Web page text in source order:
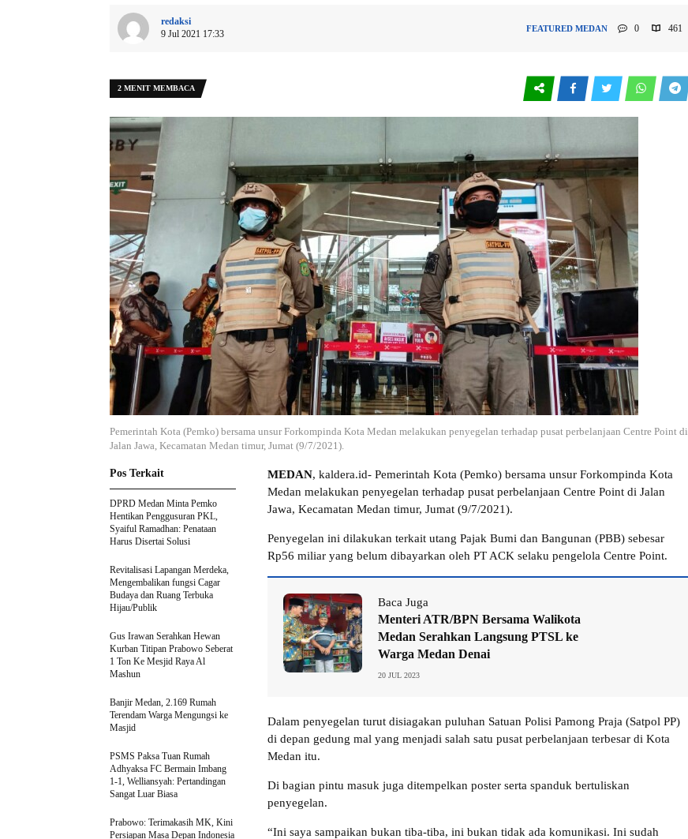
redaksi
9 Jul 2021 17:33
FEATURED MEDAN 0 461
2 MENIT MEMBACA
Pemerintah Kota (Pemko) bersama unsur Forkompinda Kota Medan melakukan penyegelan terhadap pusat perbelanjaan Centre Point di
Jalan Jawa, Kecamatan Medan timur, Jumat (9/7/2021).
MEDAN, kaldera.id- Pemerintah Kota (Pemko) bersama unsur Forkompinda Kota
Medan melakukan penyegelan terhadap pusat perbelanjaan Centre Point di Jalan
Jawa, Kecamatan Medan timur, Jumat (9/7/2021).
Penyegelan ini dilakukan terkait utang Pajak Bumi dan Bangunan (PBB) sebesar
Rp56 miliar yang belum dibayarkan oleh PT ACK selaku pengelola Centre Point.
Baca Juga
Menteri ATR/BPN Bersama Walikota
Medan Serahkan Langsung PTSL ke
Warga Medan Denai
20 JUL 2023
Dalam penyegelan turut disiagakan puluhan Satuan Polisi Pamong Praja (Satpol PP)
di depan gedung mal yang menjadi salah satu pusat perbelanjaan terbesar di Kota
Medan itu.
Di bagian pintu masuk juga ditempelkan poster serta spanduk bertuliskan
penyegelan.
“Ini saya sampaikan bukan tiba-tiba, ini bukan tidak ada komunikasi. Ini sudah
Pos Terkait
DPRD Medan Minta Pemko
Hentikan Penggusuran PKL,
Syaiful Ramadhan: Penataan
Harus Disertai Solusi
Revitalisasi Lapangan Merdeka,
Mengembalikan fungsi Cagar
Budaya dan Ruang Terbuka
Hijau/Publik
Gus Irawan Serahkan Hewan
Kurban Titipan Prabowo Seberat
1 Ton Ke Mesjid Raya Al
Mashun
Banjir Medan, 2.169 Rumah
Terendam Warga Mengungsi ke
Masjid
PSMS Paksa Tuan Rumah
Adhyaksa FC Bermain Imbang
1-1, Welliansyah: Pertandingan
Sangat Luar Biasa
Prabowo: Terimakasih MK, Kini
Persiapan Masa Depan Indonesia